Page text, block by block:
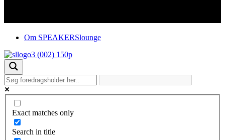
Om SPEAKERSlounge
Exact matches only
Search in title